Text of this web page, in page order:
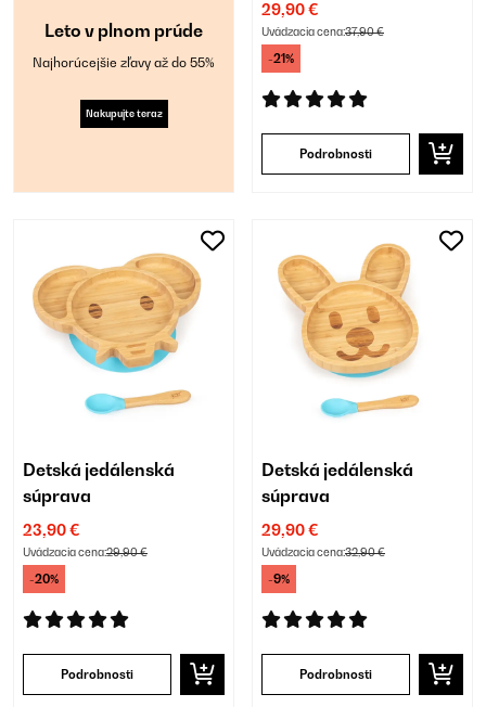
Leto v plnom prúde
Najhorúcejšie zľavy až do 55%
Nakupujte teraz
29,90 €
Uvádzacia cena:37,90 €
-21%
Podrobnosti
Detská jedálenská
súprava
23,90 €
Uvádzacia cena:29,90 €
-20%
Podrobnosti
Detská jedálenská
súprava
29,90 €
Uvádzacia cena:32,90 €
-9%
Podrobnosti